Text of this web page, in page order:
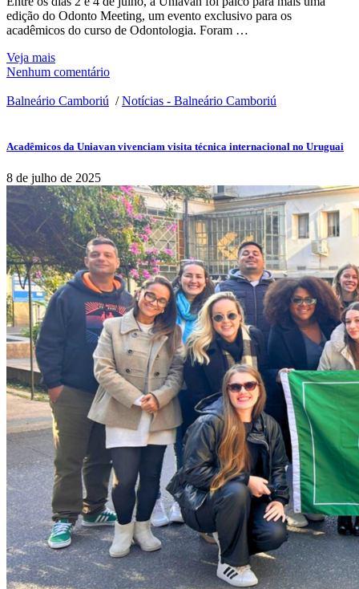
edição do Odonto Meeting, um evento exclusivo para os
acadêmicos do curso de Odontologia. Foram …
Veja mais
Nenhum comentário
Balneário Camboriú /Notícias - Balneário Camboriú
Acadêmicos da Uniavan vivenciam visita técnica internacional no Uruguai
8 de julho de 2025